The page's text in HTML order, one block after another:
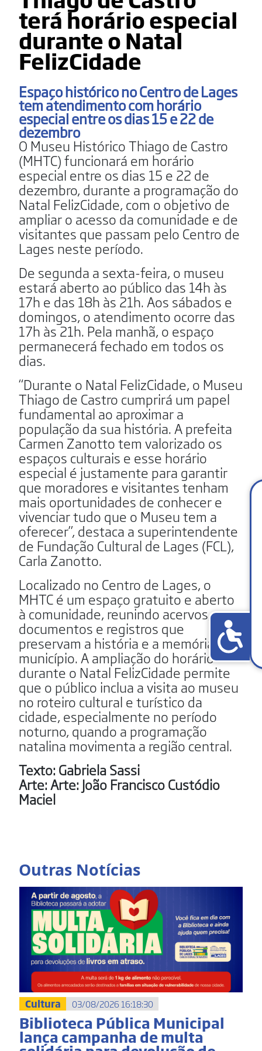
terá horário especial
durante o Natal
FelizCidade
Espaço histórico no Centro de Lages
tem atendimento com horário
especial entre os dias 15 e 22 de
dezembro
O Museu Histórico Thiago de Castro
(MHTC) funcionará em horário
especial entre os dias 15 e 22 de
dezembro, durante a programação do
Natal FelizCidade, com o objetivo de
ampliar o acesso da comunidade e de
visitantes que passam pelo Centro de
Lages neste período.
De segunda a sexta-feira, o museu
estará aberto ao público das 14h às
17h e das 18h às 21h. Aos sábados e
domingos, o atendimento ocorre das
17h às 21h. Pela manhã, o espaço
permanecerá fechado em todos os
dias.
“Durante o Natal FelizCidade, o Museu
Thiago de Castro cumprirá um papel
fundamental ao aproximar a
população da sua história. A prefeita
Carmen Zanotto tem valorizado os
espaços culturais e esse horário
especial é justamente para garantir
que moradores e visitantes tenham
mais oportunidades de conhecer e
vivenciar tudo que o Museu tem a
oferecer”, destaca a superintendente
de Fundação Cultural de Lages (FCL),
Carla Zanotto.
Localizado no Centro de Lages, o
MHTC é um espaço gratuito e aberto
à comunidade, reunindo acervos,
documentos e registros que
preservam a história e a memória do
município. A ampliação do horário
durante o Natal FelizCidade permite
que o público inclua a visita ao museu
no roteiro cultural e turístico da
cidade, especialmente no período
noturno, quando a programação
natalina movimenta a região central.
Texto: Gabriela Sassi
Arte: Arte: João Francisco Custódio
Maciel
Outras Notícias
Cultura 03/08/2026 16:18:30
Biblioteca Pública Municipal
lança campanha de multa